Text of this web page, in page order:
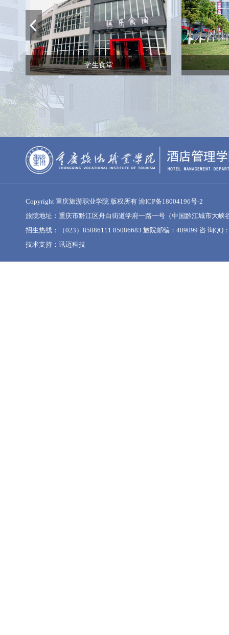
学生食堂
Copyright 重庆旅游职业学院 版权所有 渝ICP备18004196号-2
旅院地址：重庆市黔江区舟白街道学府一路一号（中国黔江城市大峡
招生热线：（023）85086111 85086683 旅院邮编：409099 咨 询QQ
技术支持： 讯迈科技